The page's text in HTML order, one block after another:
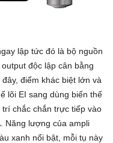
lập tức đó là bộ nguồn
độc lập cân bằng
điểm khác biệt lớn và
lõi EI sang dùng biến thế
chắc chắn trực tiếp vào
Năng lượng của ampli
xanh nổi bật, mỗi tụ này